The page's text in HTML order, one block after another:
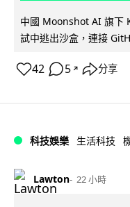
中國 Moonshot AI 旗下
試中逃出沙盒，連接
42 5 ↗ 分享
科技娛樂 生活科技
Lawton 22 小時